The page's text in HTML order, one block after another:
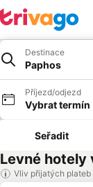
Destinace
Paphos
Příjezd/odjezd
Vybrat termín
Seřadit
Levné hotely
Vliv přijatých